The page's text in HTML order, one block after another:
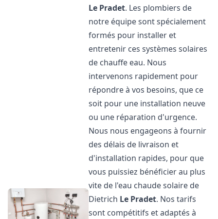
Le Pradet. Les plombiers de
notre équipe sont spécialement
formés pour installer et
entretenir ces systèmes solaires
de chauffe eau. Nous
intervenons rapidement pour
répondre à vos besoins, que ce
soit pour une installation neuve
ou une réparation d'urgence.
Nous nous engageons à fournir
des délais de livraison et
d'installation rapides, pour que
vous puissiez bénéficier au plus
vite de l'eau chaude solaire de
Dietrich Le Pradet. Nos tarifs
sont compétitifs et adaptés à